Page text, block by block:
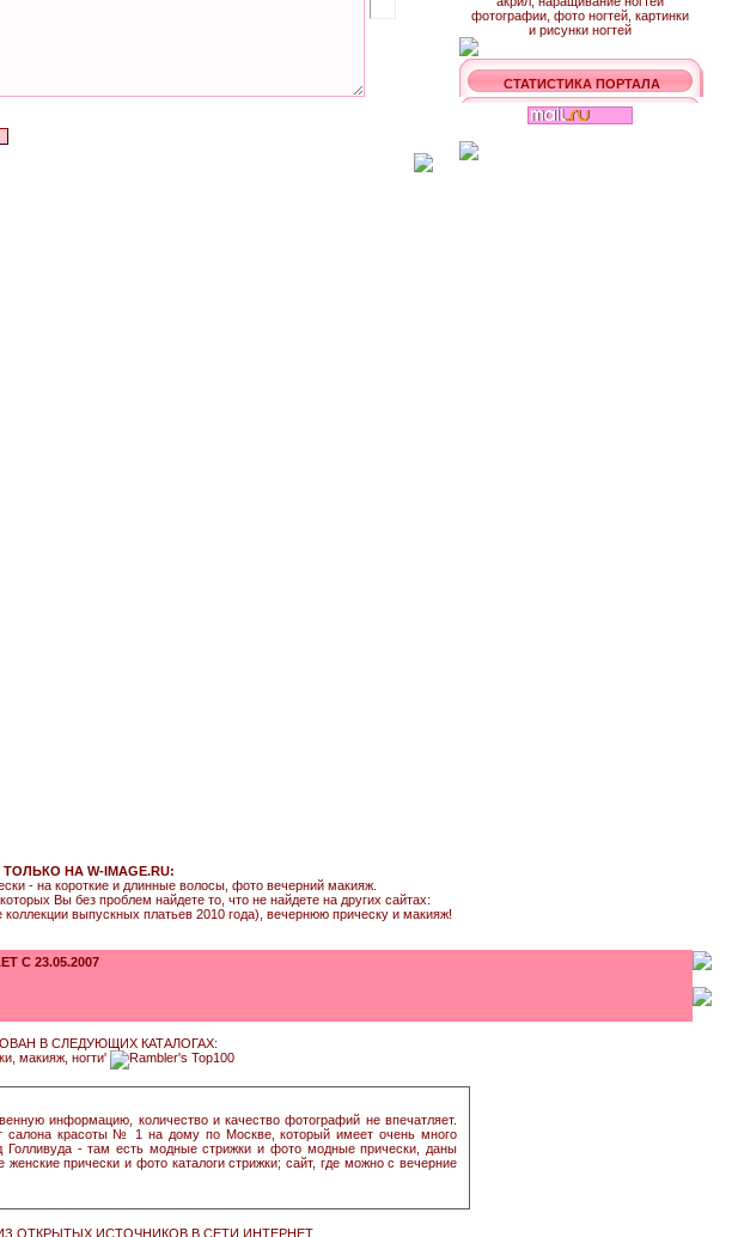
СТАТИСТИКА ПОРТАЛА
НА W-IMAGE.RU:
- на короткие и длинные волосы, фото вечерний макияж.
Вы без проблем найдете то, что не найдете на других сайтах:
выпускных платьев 2010 года), вечернюю прическу и макияж!
С 23.05.2007
В СЛЕДУЮЩИХ КАТАЛОГАХ:
информацию, количество и качество фотографий не впечатляет.
салона красоты № 1 на дому по Москве, который имеет очень много
Голливуда - там есть модные стрижки и фото модные прически, даны
прически и фото каталоги стрижки; сайт, где можно с вечерние
ОТКРЫТЫХ ИСТОЧНИКОВ В СЕТИ ИНТЕРНЕТ.